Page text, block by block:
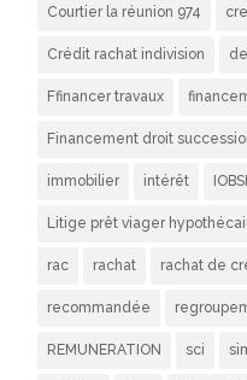
Courtier la réunion 974
Crédit rachat indivision
Ffinancer travaux
Financement droit
immobilier intérêt
Litige prêt viager
rac rachat rachat de
recommandée
REMUNERATION sci